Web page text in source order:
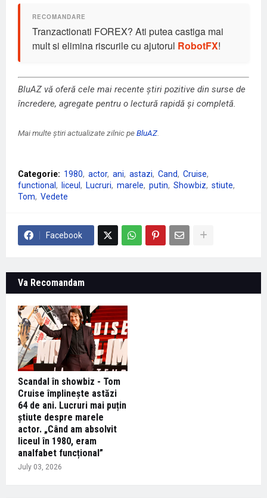
Tranzactionati FOREX? Ati putea castiga mai
mult si elimina riscurile cu ajutorul RobotFX!
BluAZ vă oferă cele mai recente știri pozitive din surse de
încredere, agregate pentru o lectură rapidă și completă.
Mai multe știri actualizate zilnic peBluAZ.
Categorie: 1980 actor ani astazi Cand
Cruise
functional
liceul Lucruri marele putin Showbiz
stiute
Tom
Vedete
Facebook
Va Recomandam
Scandal în showbiz - Tom
Cruise împlinește astăzi
64 de ani. Lucruri mai puțin
știute despre marele
actor. „Când am absolvit
liceul în 1980, eram
analfabet funcțional”
July 03, 2026